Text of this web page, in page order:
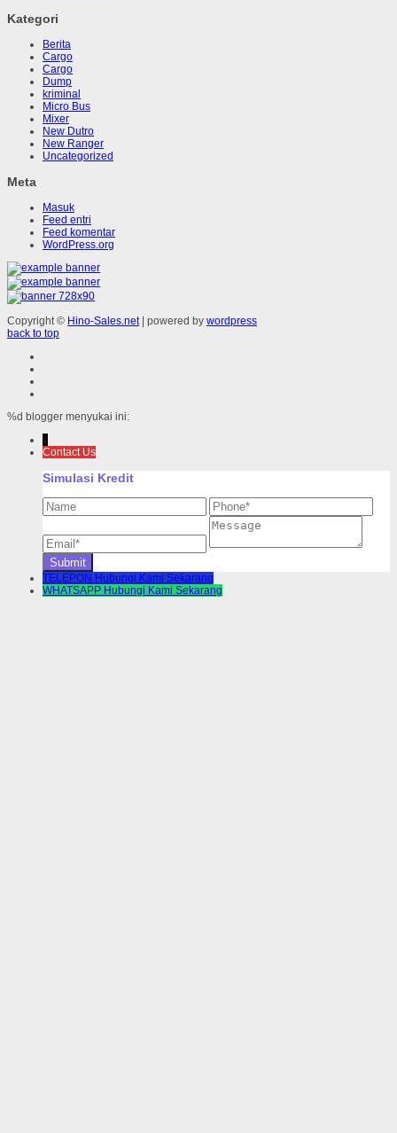
Kategori
Berita
Cargo
Cargo
Dump
kriminal
Micro Bus
Mixer
New Dutro
New Ranger
Uncategorized
Meta
Masuk
Feed entri
Feed komentar
WordPress.org
Copyright © Hino-Sales.net| powered by wordpress
back to top
%d blogger menyukai ini:
↓
Contact Us
Simulasi Kredit
TELEPON Hubungi Kami Sekarang
WHATSAPP Hubungi Kami Sekarang